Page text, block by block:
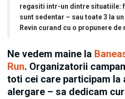
regasiti intr-un dintre situatiile:
sunt sedentar – sau toate 3 la
Revin curand cu o propunere de
Ne vedem maine la
Run. Organizatorii
toti cei care participam la
alergare – sa dedicam